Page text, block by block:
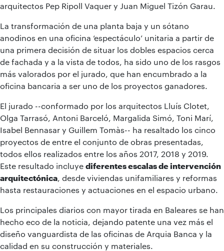
arquitectos Pep Ripoll Vaquer y Juan Miguel Tizón Garau.
La transformación de una planta baja y un sótano
anodinos en una oficina ‘espectáculo’ unitaria a partir de
una primera decisión de situar los dobles espacios cerca
de fachada y a la vista de todos, ha sido uno de los rasgos
más valorados por el jurado, que han encumbrado a la
oficina bancaria a ser uno de los proyectos ganadores.
El jurado --conformado por los arquitectos Lluís Clotet,
Olga Tarrasó, Antoni Barceló, Margalida Simó, Toni Marí,
Isabel Bennasar y Guillem Tomàs-- ha resaltado los cinco
proyectos de entre el conjunto de obras presentadas,
todos ellos realizados entre los años 2017, 2018 y 2019.
Este resultado incluye diferentes escalas de intervención
arquitectónica , desde viviendas unifamiliares y reformas
hasta restauraciones y actuaciones en el espacio urbano.
Los principales diarios con mayor tirada en Baleares se han
hecho eco de la noticia, dejando patente una vez más el
diseño vanguardista de las oficinas de Arquia Banca y la
calidad en su construcción y materiales.